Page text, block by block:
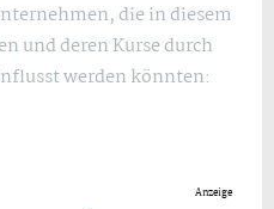
die in diesem
und deren Kurse durch
werden könnten:
Anzeige